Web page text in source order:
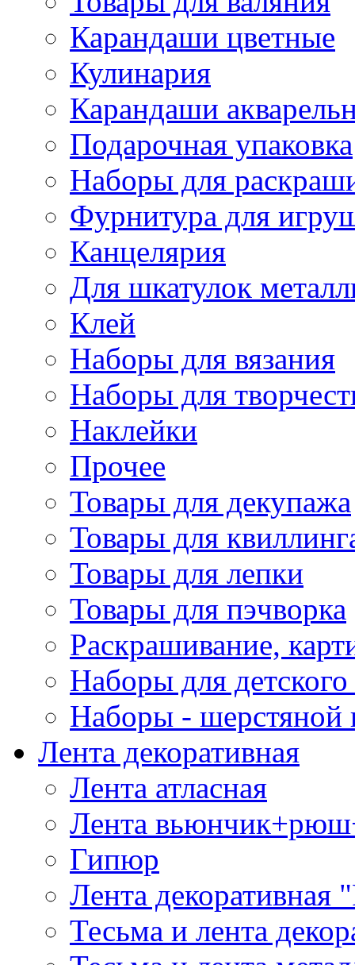
Карандаши цветные
Кулинария
Карандаши
Подарочная упаковка
Наборы для
Фурнитура для
Канцелярия
Для шкатулок
Клей
Наборы для вязания
Наборы для
Наклейки
Прочее
Товары для декупажа
Товары для
Товары для лепки
Товары для пэчворка
Раскрашивание,
Наборы для
Наборы - шерстяной
Лента декоративная
Лента атласная
Лента
Гипюр
Лента декоративная
Тесьма и лента